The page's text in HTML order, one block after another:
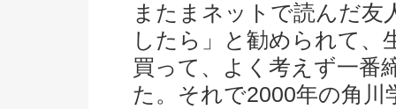
またまネットで読んだ友
したら」と勧められて、
買って、よく考えず一番
た。それで2000年の角川